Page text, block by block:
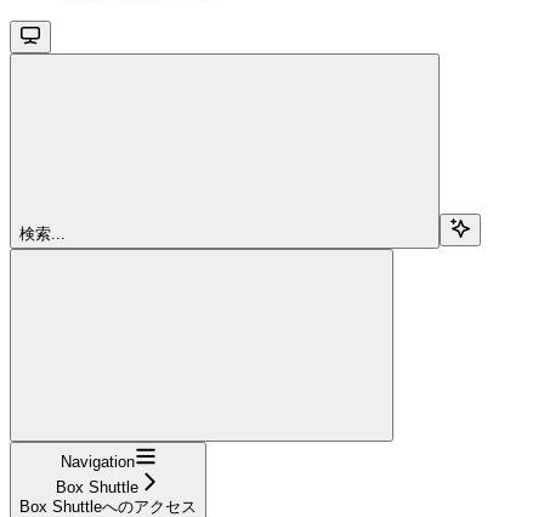
検索...
Navigation
Box Shuttle
Box Shuttleへのアクセス